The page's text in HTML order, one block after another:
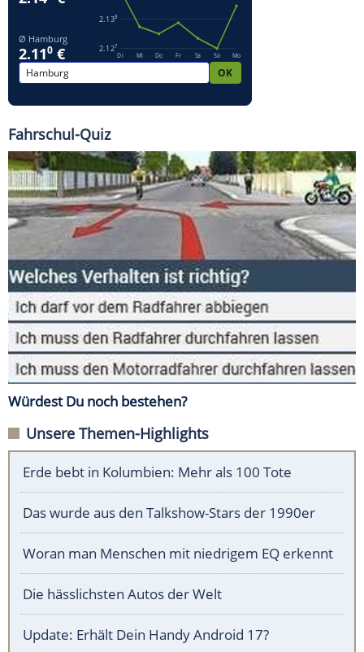
Fahrschul-Quiz
Würdest Du noch bestehen?
Unsere Themen-Highlights
Erde bebt in Kolumbien: Mehr als 100 Tote
Das wurde aus den Talkshow-Stars der 1990er
Woran man Menschen mit niedrigem EQ erkennt
Die hässlichsten Autos der Welt
Update: Erhält Dein Handy Android 17?